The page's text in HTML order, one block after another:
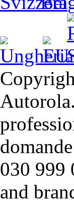
030 999
and